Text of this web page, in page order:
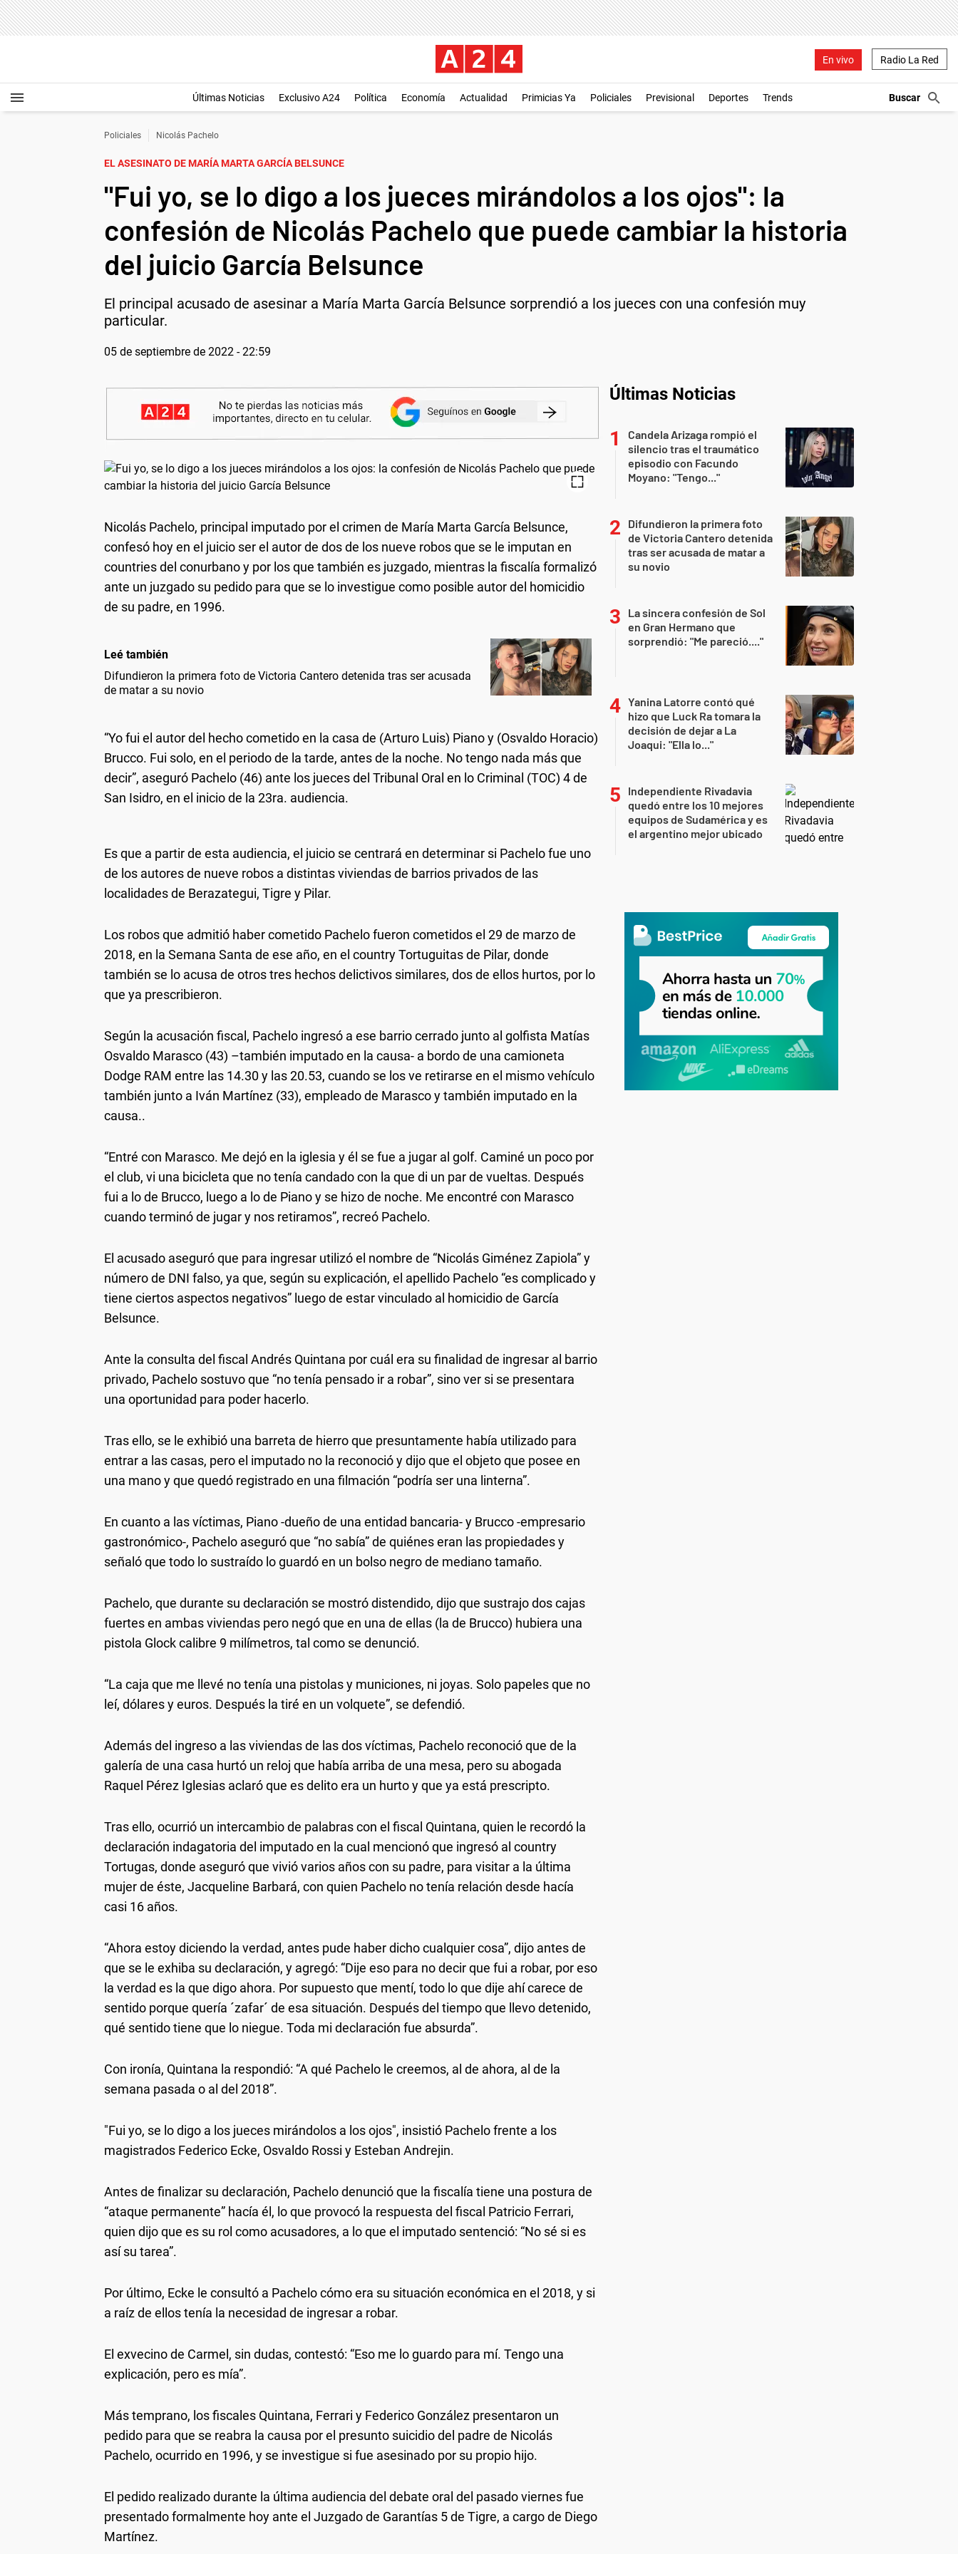
En vivo Radio La Red
Últimas Noticias Exclusivo A24 Política Economía Actualidad Primicias Ya Policiales Previsional Deportes Trends
Policiales Nicolás Pachelo
EL ASESINATO DE MARÍA MARTA GARCÍA BELSUNCE
"Fui yo, se lo digo a los jueces mirándolos a los ojos": la
confesión de Nicolás Pachelo que puede cambiar la historia
del juicio García Belsunce
El principal acusado de asesinar a María Marta García Belsunce sorprendió a los jueces con una confesión muy
particular.
05 de septiembre de 2022 - 22:59
Nicolás Pachelo, principal imputado por el crimen de María Marta García Belsunce,
confesó hoy en el juicio ser el autor de dos de los nueve robos que se le imputan en
countries del conurbano y por los que también es juzgado, mientras la fiscalía formalizó
ante un juzgado su pedido para que se lo investigue como posible autor del homicidio
de su padre, en 1996.
Leé también
Difundieron la primera foto de Victoria Cantero detenida tras ser acusada
de matar a su novio
“Yo fui el autor del hecho cometido en la casa de (Arturo Luis) Piano y (Osvaldo Horacio)
Brucco. Fui solo, en el periodo de la tarde, antes de la noche. No tengo nada más que
decir”, aseguró Pachelo (46) ante los jueces del Tribunal Oral en lo Criminal (TOC) 4 de
San Isidro, en el inicio de la 23ra. audiencia.
Es que a partir de esta audiencia, el juicio se centrará en determinar si Pachelo fue uno
de los autores de nueve robos a distintas viviendas de barrios privados de las
localidades de Berazategui, Tigre y Pilar.
Los robos que admitió haber cometido Pachelo fueron cometidos el 29 de marzo de
2018, en la Semana Santa de ese año, en el country Tortuguitas de Pilar, donde
también se lo acusa de otros tres hechos delictivos similares, dos de ellos hurtos, por lo
que ya prescribieron.
Según la acusación fiscal, Pachelo ingresó a ese barrio cerrado junto al golfista Matías
Osvaldo Marasco (43) –también imputado en la causa- a bordo de una camioneta
Dodge RAM entre las 14.30 y las 20.53, cuando se los ve retirarse en el mismo vehículo
también junto a Iván Martínez (33), empleado de Marasco y también imputado en la
causa..
“Entré con Marasco. Me dejó en la iglesia y él se fue a jugar al golf. Caminé un poco por
el club, vi una bicicleta que no tenía candado con la que di un par de vueltas. Después
fui a lo de Brucco, luego a lo de Piano y se hizo de noche. Me encontré con Marasco
cuando terminó de jugar y nos retiramos”, recreó Pachelo.
El acusado aseguró que para ingresar utilizó el nombre de “Nicolás Giménez Zapiola” y
número de DNI falso, ya que, según su explicación, el apellido Pachelo “es complicado y
tiene ciertos aspectos negativos” luego de estar vinculado al homicidio de García
Belsunce.
Ante la consulta del fiscal Andrés Quintana por cuál era su finalidad de ingresar al barrio
privado, Pachelo sostuvo que “no tenía pensado ir a robar”, sino ver si se presentara
una oportunidad para poder hacerlo.
Tras ello, se le exhibió una barreta de hierro que presuntamente había utilizado para
entrar a las casas, pero el imputado no la reconoció y dijo que el objeto que posee en
una mano y que quedó registrado en una filmación “podría ser una linterna”.
En cuanto a las víctimas, Piano -dueño de una entidad bancaria- y Brucco -empresario
gastronómico-, Pachelo aseguró que “no sabía” de quiénes eran las propiedades y
señaló que todo lo sustraído lo guardó en un bolso negro de mediano tamaño.
Pachelo, que durante su declaración se mostró distendido, dijo que sustrajo dos cajas
fuertes en ambas viviendas pero negó que en una de ellas (la de Brucco) hubiera una
pistola Glock calibre 9 milímetros, tal como se denunció.
“La caja que me llevé no tenía una pistolas y municiones, ni joyas. Solo papeles que no
leí, dólares y euros. Después la tiré en un volquete”, se defendió.
Además del ingreso a las viviendas de las dos víctimas, Pachelo reconoció que de la
galería de una casa hurtó un reloj que había arriba de una mesa, pero su abogada
Raquel Pérez Iglesias aclaró que es delito era un hurto y que ya está prescripto.
Tras ello, ocurrió un intercambio de palabras con el fiscal Quintana, quien le recordó la
declaración indagatoria del imputado en la cual mencionó que ingresó al country
Tortugas, donde aseguró que vivió varios años con su padre, para visitar a la última
mujer de éste, Jacqueline Barbará, con quien Pachelo no tenía relación desde hacía
casi 16 años.
“Ahora estoy diciendo la verdad, antes pude haber dicho cualquier cosa”, dijo antes de
que se le exhiba su declaración, y agregó: “Dije eso para no decir que fui a robar, por eso
la verdad es la que digo ahora. Por supuesto que mentí, todo lo que dije ahí carece de
sentido porque quería ´zafar´ de esa situación. Después del tiempo que llevo detenido,
qué sentido tiene que lo niegue. Toda mi declaración fue absurda”.
Con ironía, Quintana la respondió: “A qué Pachelo le creemos, al de ahora, al de la
semana pasada o al del 2018”.
"Fui yo, se lo digo a los jueces mirándolos a los ojos", insistió Pachelo frente a los
magistrados Federico Ecke, Osvaldo Rossi y Esteban Andrejin.
Antes de finalizar su declaración, Pachelo denunció que la fiscalía tiene una postura de
“ataque permanente” hacía él, lo que provocó la respuesta del fiscal Patricio Ferrari,
quien dijo que es su rol como acusadores, a lo que el imputado sentenció: “No sé si es
así su tarea”.
Por último, Ecke le consultó a Pachelo cómo era su situación económica en el 2018, y si
a raíz de ellos tenía la necesidad de ingresar a robar.
El exvecino de Carmel, sin dudas, contestó: “Eso me lo guardo para mí. Tengo una
explicación, pero es mía”.
Más temprano, los fiscales Quintana, Ferrari y Federico González presentaron un
pedido para que se reabra la causa por el presunto suicidio del padre de Nicolás
Pachelo, ocurrido en 1996, y se investigue si fue asesinado por su propio hijo.
El pedido realizado durante la última audiencia del debate oral del pasado viernes fue
presentado formalmente hoy ante el Juzgado de Garantías 5 de Tigre, a cargo de Diego
Martínez.
Últimas Noticias
Candela Arizaga rompió el
silencio tras el traumático
episodio con Facundo
Moyano: "Tengo..."
Difundieron la primera foto
de Victoria Cantero detenida
tras ser acusada de matar a
su novio
La sincera confesión de Sol
en Gran Hermano que
sorprendió: "Me pareció...."
Yanina Latorre contó qué
hizo que Luck Ra tomara la
decisión de dejar a La
Joaqui: "Ella lo..."
Independiente Rivadavia
quedó entre los 10 mejores
equipos de Sudamérica y es
el argentino mejor ubicado